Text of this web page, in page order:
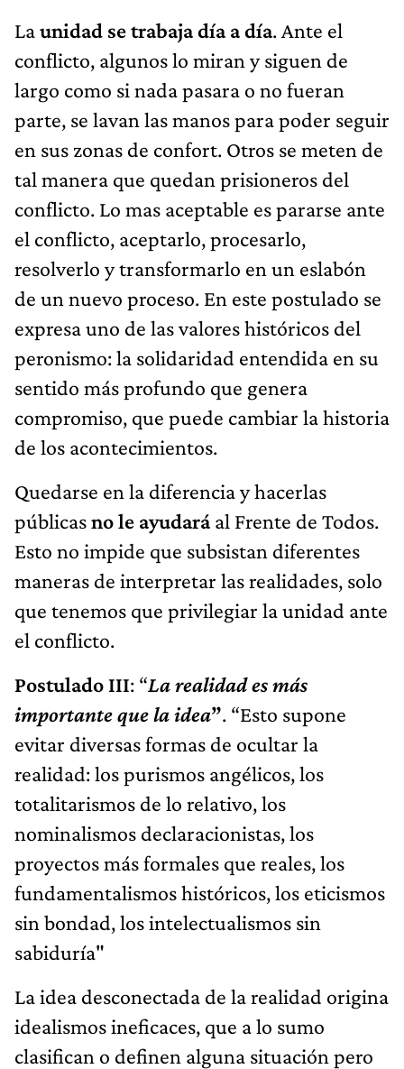
Launidad se trabaja día a día. Ante el
conflicto, algunos lo miran y siguen de
largo como si nada pasara o no fueran
parte, se lavan las manos para poder seguir
en sus zonas de confort. Otros se meten de
tal manera que quedan prisioneros del
conflicto. Lo mas aceptable es pararse ante
el conflicto, aceptarlo, procesarlo,
resolverlo y transformarlo en un eslabón
de un nuevo proceso. En este postulado se
expresa uno de las valores históricos del
peronismo: la solidaridad entendida en su
sentido más profundo que genera
compromiso, que puede cambiar la historia
de los acontecimientos.
Quedarse en la diferencia y hacerlas
públicasno le ayudaráal Frente de Todos.
Esto no impide que subsistan diferentes
maneras de interpretar las realidades, solo
que tenemos que privilegiar la unidad ante
el conflicto.
Postulado III: “La realidad es más
importante que la idea”. “Esto supone
evitar diversas formas de ocultar la
realidad: los purismos angélicos, los
totalitarismos de lo relativo, los
nominalismos declaracionistas, los
proyectos más formales que reales, los
fundamentalismos históricos, los eticismos
sin bondad, los intelectualismos sin
sabiduría"
La idea desconectada de la realidad origina
idealismos ineficaces, que a lo sumo
clasifican o definen alguna situación pero